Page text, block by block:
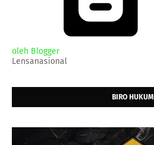
oleh Blogger
Lensanasional
BIRO HUKUM